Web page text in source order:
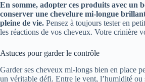
En somme, adopter ces produits avec un
conserver une chevelure mi-longue
pleine de vie. Pensez à toujours tester en
les réactions de vos cheveux. Votre crinière
Astuces pour garder le contrôle
Garder ses cheveux mi-longs bien en place
un véritable défi. Entre le vent, l’humidité ou